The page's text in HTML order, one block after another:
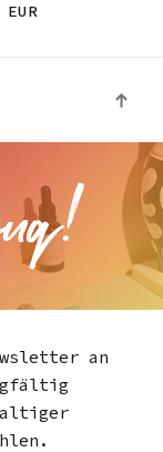
an